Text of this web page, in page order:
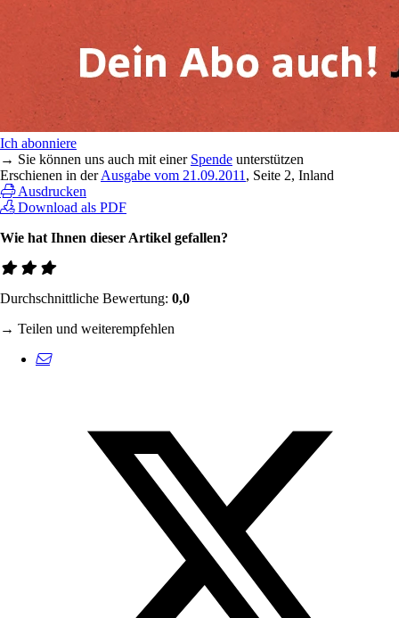
Ich abonniere
→ Sie können uns auch mit einer Spende unterstützen
Erschienen in derAusgabe vom 21.09.2011 , Seite 2, Inland
Ausdrucken
Download als PDF
Wie hat Ihnen dieser Artikel gefallen?
Durchschnittliche Bewertung: 0,0
→ Teilen und weiterempfehlen